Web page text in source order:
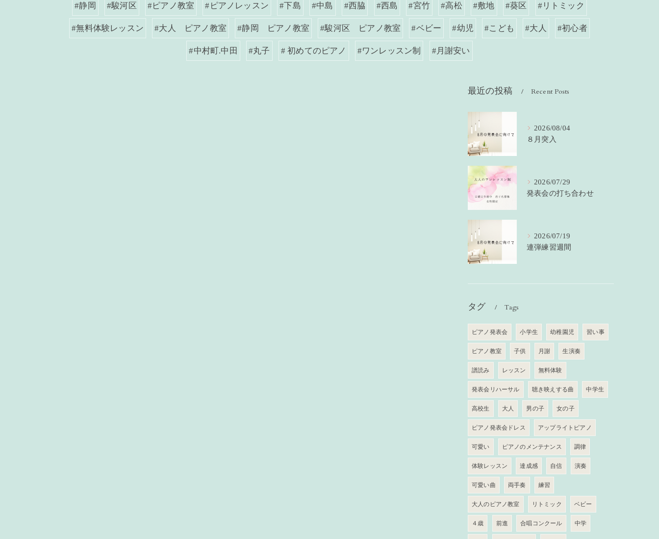
#静岡 #駿河区 #ピアノ教室 #ピアノレッスン #下島 #中島 #西脇 #西島 #宮竹 #高松 #敷地 #葵区 #リトミック
#無料体験レッスン #大人 ピアノ教室 #静岡 ピアノ教室 #駿河区 ピアノ教室 #ベビー #幼児 #こども #大人 #初心者
#中村町.中田 #丸子 # 初めてのピアノ #ワンレッスン制 #月謝安い
最近の投稿 Recent Posts
2026/08/04
８月突入
2026/07/29
発表会の打ち合わせ
2026/07/19
連弾練習週間
タグ Tags
ピアノ発表会 小学生 幼稚園児 習い事
ピアノ教室 子供 月謝 生演奏
譜読み レッスン 無料体験
発表会リハーサル 聴き映えする曲 中学生
高校生 大人 男の子 女の子
ピアノ発表会ドレス アップライトピアノ
可愛い ピアノのメンテナンス 調律
体験レッスン 達成感 自信 演奏
可愛い曲 両手奏 練習
大人のピアノ教室 リトミック ベビー
４歳 前進 合唱コンクール 中学